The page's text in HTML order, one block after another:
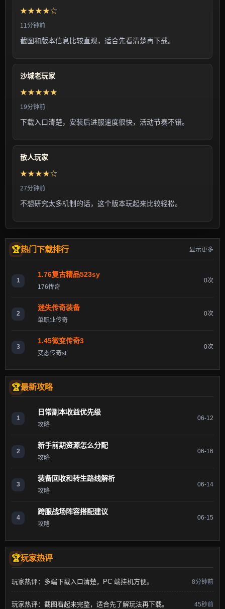
★★★★☆
11分钟前
截图和版本信息比较直观，适合先看清楚再下载。
沙城老玩家
★★★★★
19分钟前
下载入口清楚，安装后进服速度很快，活动节奏不错。
散人玩家
★★★★☆
27分钟前
不想研究太多机制的话，这个版本玩起来比较轻松。
热门下载排行 显示更多
1
1.76复古精品523sy
176传奇
0次
2
迷失传奇装备
单职业传奇
0次
3
1.45微变传奇3
变态传奇sf
0次
最新攻略
1
日常副本收益优先级
攻略
06-12
2
新手前期资源怎么分配
攻略
06-16
3
装备回收和转生路线解析
攻略
06-14
4
跨服战场阵容搭配建议
攻略
06-15
玩家热评
玩家热评：多端下载入口清楚，PC 端挂机方便。 8分钟前
玩家热评：截图看起来完整，适合先了解玩法再下载。 45秒前